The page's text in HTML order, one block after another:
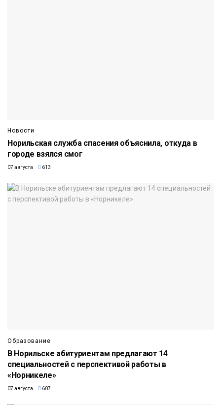
Новости
Норильская служба спасения объяснила, откуда в
городе взялся смог
07 августа 613
Образование
В Норильске абитуриентам предлагают 14
специальностей с перспективой работы в
«Норникеле»
07 августа 607